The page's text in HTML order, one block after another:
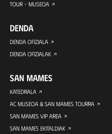
TOUR + MUSEOA
DENDA
DENDA OFIZIALA
DENDA OFIZIALAK
SAN MAMES
KATEDRALA
AC MUSEOA & SAN MAMES TOURRA
SAN MAMES VIP AREA
SAN MAMES EKITALDIAK